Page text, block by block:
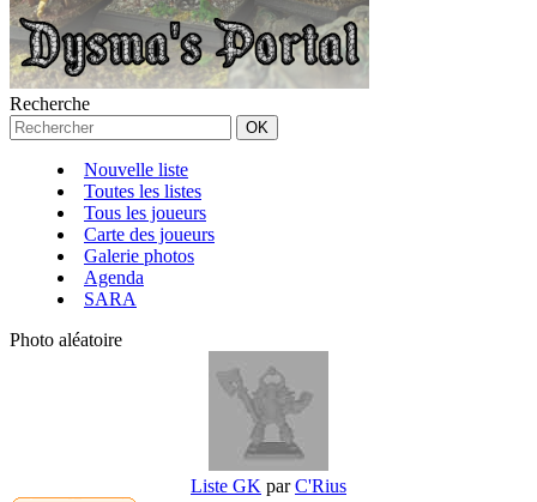
Recherche
Nouvelle liste
Toutes les listes
Tous les joueurs
Carte des joueurs
Galerie photos
Agenda
SARA
Photo aléatoire
Liste GK parC'Rius